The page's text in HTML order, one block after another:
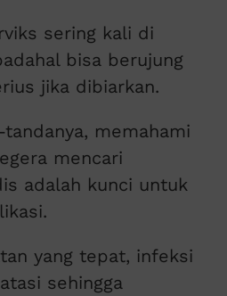
sering kali di
bisa berujung
jika dibiarkan.
memahami
mencari
adalah kunci untuk
yang tepat, infeksi
sehingga